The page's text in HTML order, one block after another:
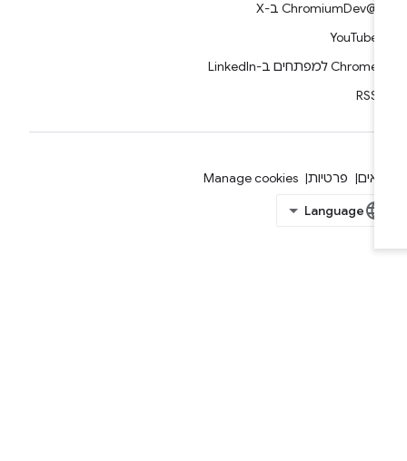
YouTube
Chrome למפתחים ב-LinkedIn
פרטיות Manage cookies